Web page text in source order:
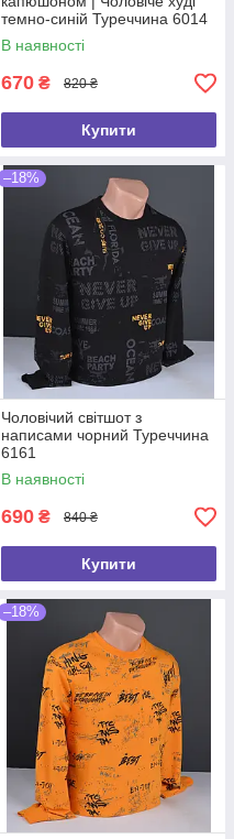
темно-синій Туреччина 6014
В наявності
670 ₴ 820 ₴
Купити
–18%
Чоловічий світшот з
написами чорний Туреччина
6161
В наявності
690 ₴ 840 ₴
Купити
–18%